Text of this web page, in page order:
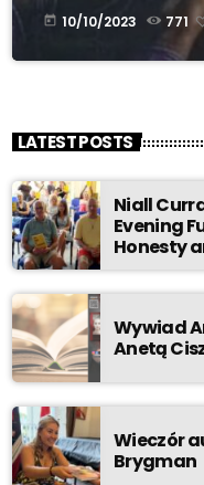
today 10/10/2023 771
LATEST POSTS
Niall
Evening
Honesty
Wywiad
Anetą
Wieczór
Brygman